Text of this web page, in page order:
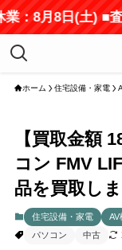
：8月8日(土) ■査
ホーム 住宅設備・家電
【買取金額
コン FMV
品を買取し
住宅設備・家電
パソコン
中古